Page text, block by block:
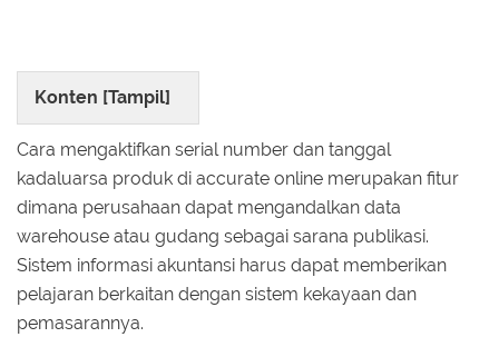
Konten [Tampil]
Cara mengaktifkan serial number dan tanggal
kadaluarsa produk di accurate online merupakan fitur
dimana perusahaan dapat mengandalkan data
warehouse atau gudang sebagai sarana publikasi.
Sistem informasi akuntansi harus dapat memberikan
pelajaran berkaitan dengan sistem kekayaan dan
pemasarannya.